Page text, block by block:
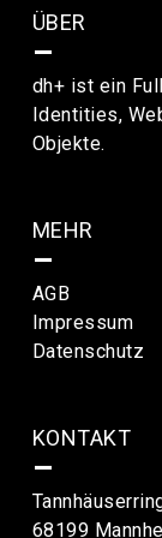
ÜBER
–
dh+ ist ein
Identities,
Objekte.
MEHR
–
AGB
Impressum
Datenschutz
KONTAKT
–
68199